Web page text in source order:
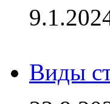
Виды